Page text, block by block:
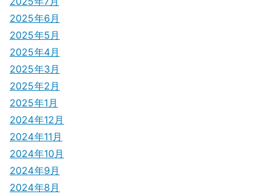
ン
2025年6月
2025年5月
2025年4月
2025年3月
2025年2月
2025年1月
2024年12月
2024年11月
2024年10月
2024年9月
2024年8月